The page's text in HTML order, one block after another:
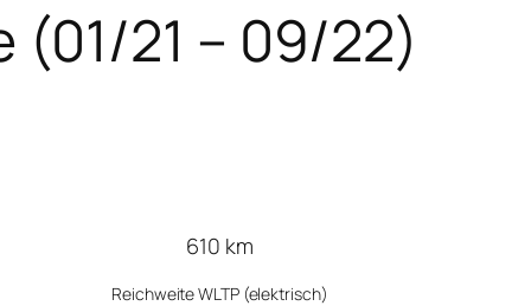
(01/21 – 09/22)
610 km
Reichweite WLTP (elektrisch)